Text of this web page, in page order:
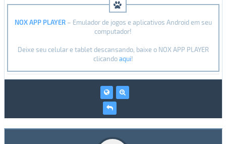
NOX APP PLAYER– Emulador de jogos e aplicativos Android em seu
computador!
Deixe seu celular e tablet descansando, baixe o NOX APP PLAYER
clicandoaqui!